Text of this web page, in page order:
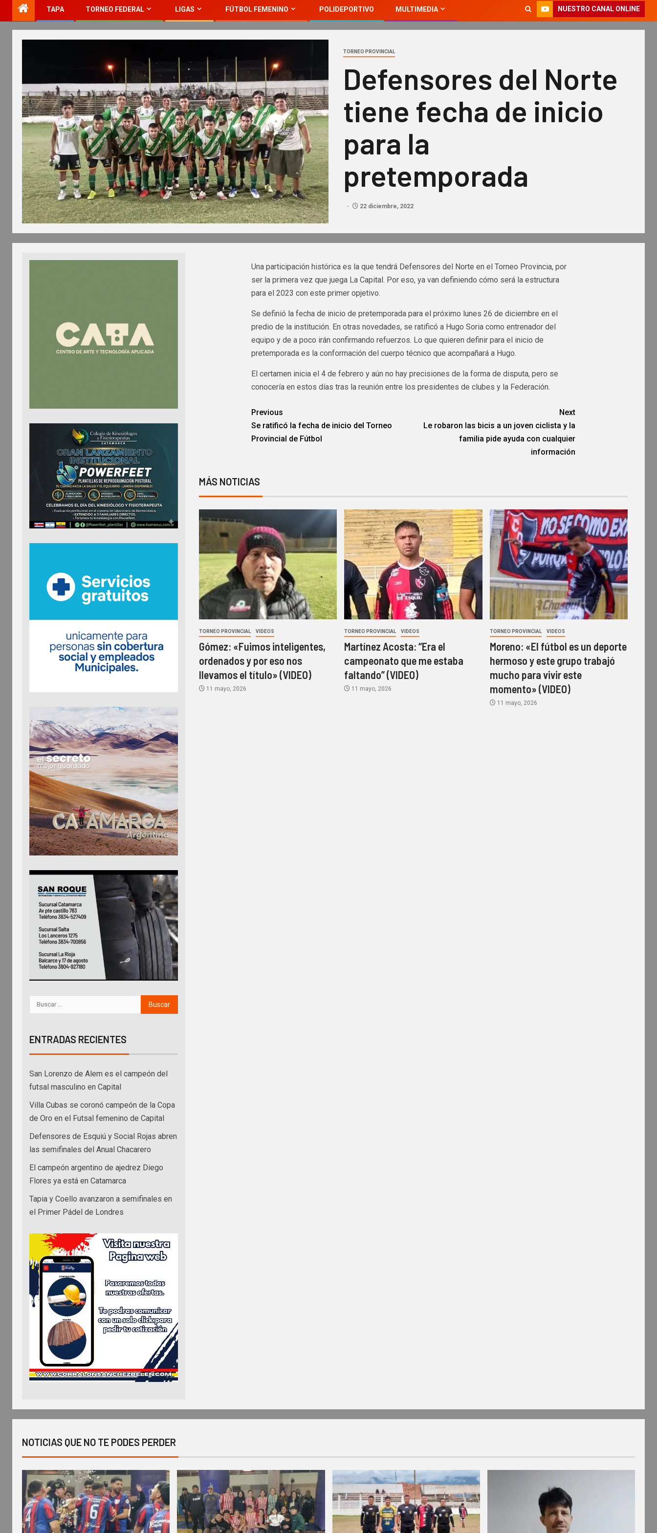
TAPA TORNEO FEDERAL LIGAS FÚTBOL FEMENINO POLIDEPORTIVO MULTIMEDIA NUESTRO CANAL ONLINE
TORNEO PROVINCIAL
Defensores del Norte
tiene fecha de inicio
para la
pretemporada
22 diciembre, 2022
Una participación histórica es la que tendrá Defensores del Norte en el Torneo Provincia, por
ser la primera vez que juega La Capital. Por eso, ya van definiendo cómo será la estructura
para el 2023 con este primer opjetivo.
Se definió la fecha de inicio de pretemporada para el próximo lunes 26 de diciembre en el
predio de la institución. En otras novedades, se ratificó a Hugo Soria como entrenador del
equipo y de a poco irán confirmando refuerzos. Lo que quieren definir para el inicio de
pretemporada es la conformación del cuerpo técnico que acompañará a Hugo.
El certamen inicia el 4 de febrero y aún no hay precisiones de la forma de disputa, pero se
conocería en estos días tras la reunión entre los presidentes de clubes y la Federación.
Previous
Se ratificó la fecha de inicio del Torneo
Provincial de Fútbol
Next
Le robaron las bicis a un joven ciclista y la
familia pide ayuda con cualquier
información
MÁS NOTICIAS
TORNEO PROVINCIAL VIDEOS
Gómez: «Fuimos inteligentes,
ordenados y por eso nos
llevamos el título» (VIDEO)
11 mayo, 2026
TORNEO PROVINCIAL VIDEOS
Martínez Acosta: “Era el
campeonato que me estaba
faltando” (VIDEO)
11 mayo, 2026
TORNEO PROVINCIAL VIDEOS
Moreno: «El fútbol es un deporte
hermoso y este grupo trabajó
mucho para vivir este
momento» (VIDEO)
11 mayo, 2026
ENTRADAS RECIENTES
San Lorenzo de Alem es el campeón del
futsal masculino en Capital
Villa Cubas se coronó campeón de la Copa
de Oro en el Futsal femenino de Capital
Defensores de Esquiú y Social Rojas abren
las semifinales del Anual Chacarero
El campeón argentino de ajedrez Diego
Flores ya está en Catamarca
Tapia y Coello avanzaron a semifinales en
el Primer Pádel de Londres
NOTICIAS QUE NO TE PODES PERDER